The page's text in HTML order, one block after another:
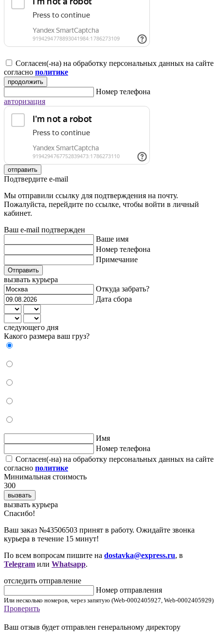
Согласен(-на) на обработку персональных данных на сайте
согласно политике
продолжить
Номер телефона
авторизация
отправить
Подтвердите e-mail
Мы отправили ссылку для подтверждения на почту.
Пожалуйста, перейдите по ссылке, чтобы войти в личный
кабинет.
Ваш e-mail подтвержден
Ваше имя
Номер телефона
Примечание
Отправить
вызвать курьера
Откуда забрать?
Дата сбора
следующего дня
Какого размера ваш груз?
Имя
Номер телефона
Согласен(-на) на обработку персональных данных на сайте
согласно политике
Минимальная стоимость
300
вызвать
вызвать курьера
Cпасибо!
Ваш заказ №43506503 принят в работу. Ожидайте звонка
курьера в течение 15 минут!
По всем вопросам пишите на dostavka@express.ru, в
Telegram или Whatsapp.
отследить отправление
Номер отправления
Или несколько номеров, через запятую (Web-0002405927, Web-0002405929)
Проверить
Ваш отзыв будет отправлен генеральному директору